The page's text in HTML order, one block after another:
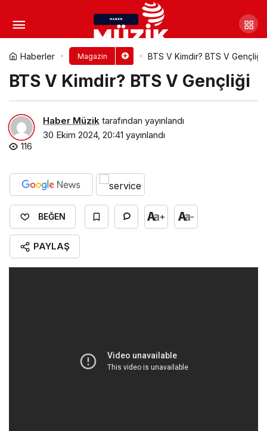
Haberler Magazin BTS V Kimdir? BTS V Gençliği
BTS V Kimdir? BTS V Gençliği
Haber Müzik tarafından yayınlandı
30 Ekim 2024, 20:41 yayınlandı
116
BEĞEN + -
PAYLAŞ
Taeyon Boyu, Kilosu, Göz
Rengi ve Vücut Ölçüleri
Yorum Yap